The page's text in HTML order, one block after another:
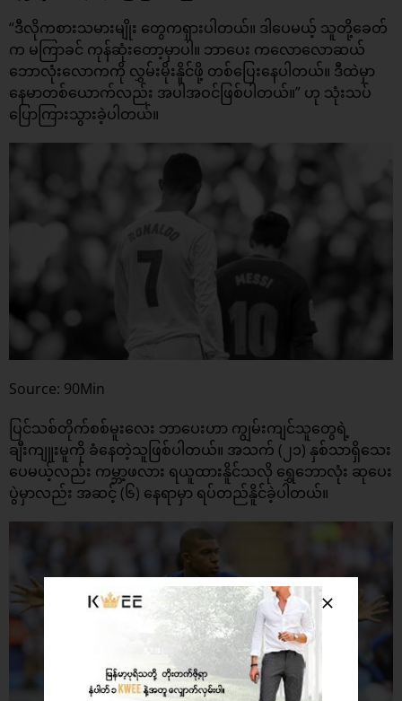
“ဒီလိုကစားသမားမျိုး တွေကရှားပါတယ်။ ဒါပေမယ့် သူတို့ခေတ်
က မကြာခင် ကုန်ဆုံးတော့မှာပါ။ ဘာပေး ကလောလောဆယ်
ဘောလုံးလောကကို လွှမ်းမိုးနိူင်ဖို့ တစ်ပြေးနေပါတယ်။ ဒီထဲမှာ
နေမာတစ်ယောက်လည်း အပါအဝင်ဖြစ်ပါတယ်။” ဟု သုံးသပ်
ပြောကြားသွားခဲ့ပါတယ်။
Source: 90Min
ပြင်သစ်တိုက်စစ်မူးလေး ဘာပေးဟာ ကျွမ်းကျင်သူတွေရဲ့
ချီးကျူးမူကို ခံနေတဲ့သူဖြစ်ပါတယ်။ အသက် (၂၁) နှစ်သာရှိသေး
ပေမယ့်လည်း ကမ္ဘာ့ဖလား ရယူထားနိူင်သလို ရွှေဘောလုံး ဆုပေး
ပွဲမှာလည်း အဆင့် (၆) နေရာမှာ ရပ်တည်နိူင်ခဲ့ပါတယ်။